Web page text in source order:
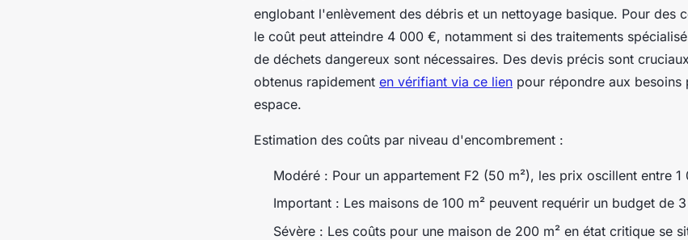
englobant l'enlèvement des débris et un nettoyage basique. Pour des
le coût peut atteindre 4 000 €, notamment si des traitements
de déchets dangereux sont nécessaires. Des devis précis sont
obtenus rapidement en vérifiant via ce lien pour répondre aux besoins
espace.
Estimation des coûts par niveau d'encombrement :
Modéré : Pour un appartement F2 (50 m²), les prix oscillent entre 1
Important : Les maisons de 100 m² peuvent requérir un budget de
Sévère : Les coûts pour une maison de 200 m² en état critique se